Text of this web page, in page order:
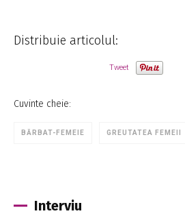
Distribuie articolul:
Tweet
Cuvinte cheie:
BĂRBAT-FEMEIE GREUTATEA FEMEII
Interviu